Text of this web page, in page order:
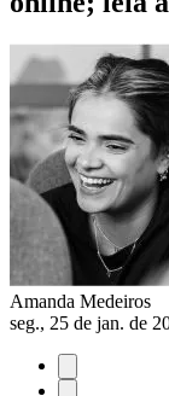
Amanda Medeiros
seg., 25 de jan. de